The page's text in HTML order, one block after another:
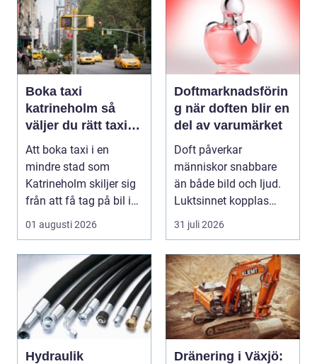
Boka taxi
katrineholm så
väljer du rätt taxi
för trygga resor
Att boka taxi i en
mindre stad som
Katrineholm skiljer sig
från att få tag på bil i
en storstad. Utb...
01 augusti 2026
Doftmarknadsförin
g när doften blir en
del av varumärket
Doft påverkar
människor snabbare
än både bild och ljud.
Luktsinnet kopplas
direkt till hjärnans
cent...
31 juli 2026
Hydraulik
Dränering i Växjö: